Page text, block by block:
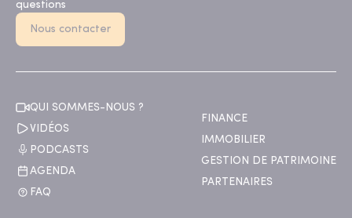
questions
Nous contacter
QUI SOMMES-NOUS ?
VIDÉOS
PODCASTS
AGENDA
FAQ
FINANCE
IMMOBILIER
GESTION DE PATRIMOINE
PARTENAIRES